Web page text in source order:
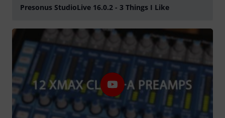
Presonus StudioLive 16.0.2 - 3 Things I Like